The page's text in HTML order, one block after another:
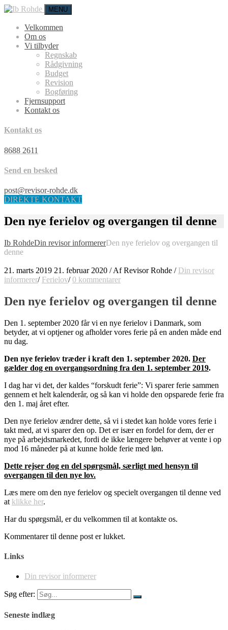
MENU
Velkommen
Om os
Vi tilbyder
Regnskab
Rådgivning
Budget
Revision
Bogføring
Fjernsupport
Kontakt os
Kontakt os
8688 2611
Send en besked
post@revisor-rohde.dk
DIREKTE KONTAKT
Den nye ferielov og overgangen til denne
Ib RohdeDin revisor informererDen nye ferielov og overgangen til
denne
21. marts 2019 21. februar 2020 / AfRevisor Rohde / Din revisor
informerer/ Ferielov/ 0 kommentarer
Den nye ferielov og overgangen til denne
Den 1. september 2020 får vi en nye ferielov i Danmark, som
betyder, at vi optjener og afholder vores ferie på en anden måde end
nu dag.
Den nye ferielov træder i kraft den 1. september 2020. Der
gælder dog en overgangsordning fra den 1. september 2019.
I dag har vi det, der kaldes “forskudt ferie”: Vi sparer ferie sammen
gennem et helt kalenderår, og så kan vi holde den opsparede ferie fra
den 1. maj året efter.
Den nye ferielov ændrer dette, så vi i stedet kan holde vores ferie i
takt med, at vi sparer den op. Det er især en fordel for dem, der er
nye på arbejdsmarkedet, fordi de ikke længere behøver at vente i op
mod 16 måneder på at kunne holde ferie med løn.
Dette rejser dog en del spørgsmål, særligt med hensyn til
overgangen til den nye lov.
Læs mere om den nye ferielov og specielt overgangen til denne ved
at klikke her.
Har du spørgsmål, er du velkommen til at kontakte os.
Kommentarer til denne post er lukket.
Links
Din revisor informerer
Søg efter:
Seneste indlæg